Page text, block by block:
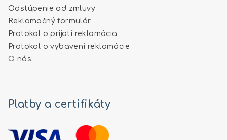
Odstúpenie od zmluvy
Reklamačný formulár
Protokol o prijatí reklamácia
Protokol o vybavení reklamácie
O nás
Platby a certifikáty